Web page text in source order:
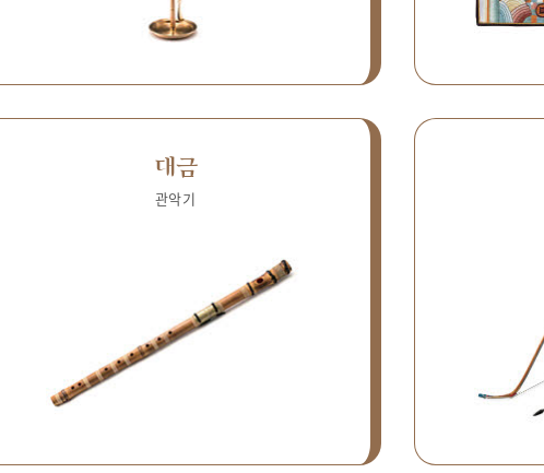
대금
관악기